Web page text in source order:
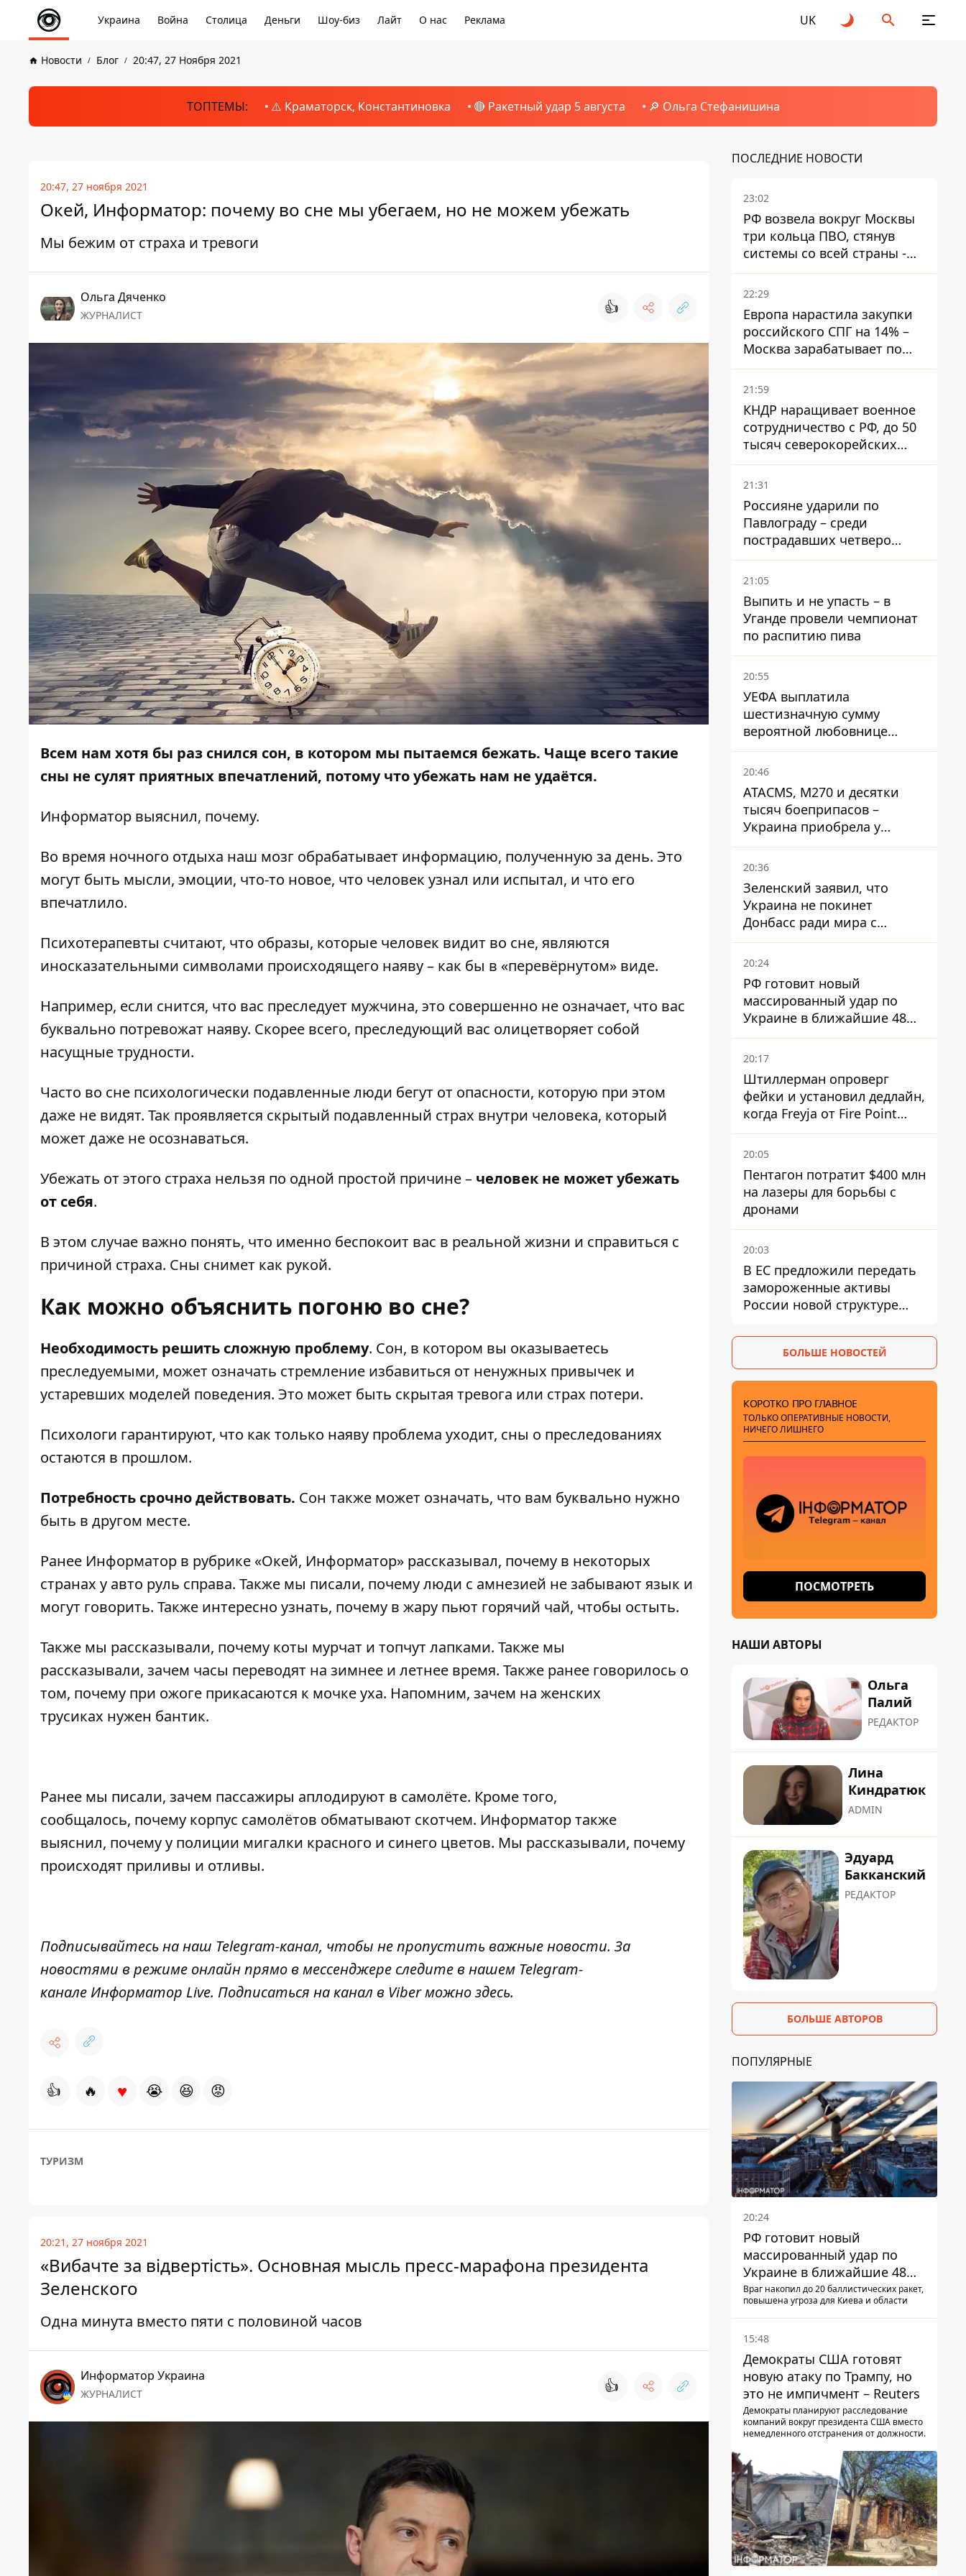
Украина Война Столица Деньги Шоу-биз Лайт О нас Реклама UK
Новости Блог 20:47, 27 Ноября 2021
ТОПТЕМЫ: ⚠️ Краматорск, Константиновка 🔴 Ракетный удар 5 августа 🔎 Ольга Стефанишина
20:47, 27 ноября 2021
Окей, Информатор: почему во сне мы убегаем, но не можем убежать
Мы бежим от страха и тревоги
Ольга Дяченко
ЖУРНАЛИСТ 👍
Всем нам хотя бы раз снился сон, в котором мы пытаемся бежать. Чаще всего такие
сны не сулят приятных впечатлений, потому что убежать нам не удаётся.
Информатор выяснил, почему.
Во время ночного отдыха наш мозг обрабатывает информацию, полученную за день. Это
могут быть мысли, эмоции, что-то новое, что человек узнал или испытал, и что его
впечатлило.
Психотерапевты считают, что образы, которые человек видит во сне, являются
иносказательными символами происходящего наяву – как бы в «перевёрнутом» виде.
Например, если снится, что вас преследует мужчина, это совершенно не означает, что вас
буквально потревожат наяву. Скорее всего, преследующий вас олицетворяет собой
насущные трудности.
Часто во сне психологически подавленные люди бегут от опасности, которую при этом
даже не видят. Так проявляется скрытый подавленный страх внутри человека, который
может даже не осознаваться.
Убежать от этого страха нельзя по одной простой причине – человек не может убежать
от себя.
В этом случае важно понять, что именно беспокоит вас в реальной жизни и справиться с
причиной страха. Сны снимет как рукой.
Как можно объяснить погоню во сне?
Необходимость решить сложную проблему. Сон, в котором вы оказываетесь
преследуемыми, может означать стремление избавиться от ненужных привычек и
устаревших моделей поведения. Это может быть скрытая тревога или страх потери.
Психологи гарантируют, что как только наяву проблема уходит, сны о преследованиях
остаются в прошлом.
Потребность срочно действовать. Сон также может означать, что вам буквально нужно
быть в другом месте.
Ранее Информатор в рубрике «Окей, Информатор» рассказывал, почему в некоторых
странах у авто руль справа. Также мы писали, почему люди с амнезией не забывают язык и
могут говорить. Также интересно узнать, почему в жару пьют горячий чай, чтобы остыть.
Также мы рассказывали, почему коты мурчат и топчут лапками. Также мы
рассказывали, зачем часы переводят на зимнее и летнее время. Также ранее говорилось о
том, почему при ожоге прикасаются к мочке уха. Напомним, зачем на женских
трусиках нужен бантик.
Ранее мы писали, зачем пассажиры аплодируют в самолёте. Кроме того,
сообщалось, почему корпус самолётов обматывают скотчем. Информатор также
выяснил, почему у полиции мигалки красного и синего цветов. Мы рассказывали, почему
происходят приливы и отливы.
Подписывайтесь на наш Telegram-канал, чтобы не пропустить важные новости. За
новостями в режиме онлайн прямо в мессенджере следите в нашем Telegram-
канале Информатор Live. Подписаться на канал в Viber можноздесь.
👍 🔥 ♥ 😭 😆 😡
ТУРИЗМ
20:21, 27 ноября 2021
«Вибачте за відвертість». Основная мысль пресс-марафона президента
Зеленского
Одна минута вместо пяти с половиной часов
Информатор Украина
ЖУРНАЛИСТ 👍
ПОСЛЕДНИЕ НОВОСТИ
23:02
РФ возвела вокруг Москвы
три кольца ПВО, стянув
системы со всей страны -
Зеленский
22:29
Европа нарастила закупки
российского СПГ на 14% –
Москва зарабатывает по
€60 млн ежедневно
21:59
КНДР наращивает военное
сотрудничество с РФ, до 50
тысяч северокорейских
солдат могут прибыть в
Россию – Зеленский
21:31
Россияне ударили по
Павлограду – среди
пострадавших четверо
детей, младшему — три
месяца
21:05
Выпить и не упасть – в
Уганде провели чемпионат
по распитию пива
20:55
УЕФА выплатила
шестизначную сумму
вероятной любовнице
Инфантино - The Telegraph
20:46
ATACMS, M270 и десятки
тысяч боеприпасов –
Украина приобрела у
Турции мощный пакет
вооружения
20:36
Зеленский заявил, что
Украина не покинет
Донбасс ради мира с
Россией
20:24
РФ готовит новый
массированный удар по
Украине в ближайшие 48
часов – разведка США
20:17
Штиллерман опроверг
фейки и установил дедлайн,
когда Freyja от Fire Point
полноценно заработает
против баллистики
20:05
Пентагон потратит $400 млн
на лазеры для борьбы с
дронами
20:03
В ЕС предложили передать
замороженные активы
России новой структуре
БОЛЬШЕ НОВОСТЕЙ
КОРОТКО ПРО ГЛАВНОЕ
ТОЛЬКО ОПЕРАТИВНЫЕ НОВОСТИ,
НИЧЕГО ЛИШНЕГО
ПОСМОТРЕТЬ
НАШИ АВТОРЫ
Ольга
Палий
РЕДАКТОР
Лина
Киндратюк
ADMIN
Эдуард
Бакканский
РЕДАКТОР
БОЛЬШЕ АВТОРОВ
ПОПУЛЯРНЫЕ
20:24
РФ готовит новый
массированный удар по
Украине в ближайшие 48
часов – разведка США
Враг накопил до 20 баллистических ракет,
повышена угроза для Киева и области
15:48
Демократы США готовят
новую атаку по Трампу, но
это не импичмент – Reuters
Демократы планируют расследование
компаний вокруг президента США вместо
немедленного отстранения от должности.